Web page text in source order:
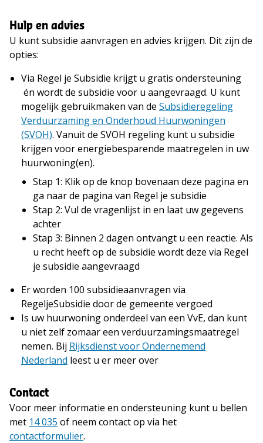
Hulp en advies
U kunt subsidie aanvragen en advies krijgen. Dit zijn de
opties:
Via Regel je Subsidie krijgt u gratis ondersteuning
én wordt de subsidie voor u aangevraagd. U kunt
mogelijk gebruikmaken van de Subsidieregeling
Verduurzaming en Onderhoud Huurwoningen
(SVOH). Vanuit de SVOH regeling kunt u subsidie
krijgen voor energiebesparende maatregelen in uw
huurwoning(en).
Stap 1: Klik op de knop bovenaan deze pagina en
ga naar de pagina van Regel je subsidie
Stap 2: Vul de vragenlijst in en laat uw gegevens
achter
Stap 3: Binnen 2 dagen ontvangt u een reactie. Als
u recht heeft op de subsidie wordt deze via Regel
je subsidie aangevraagd
Er worden 100 subsidieaanvragen via
RegeljeSubsidie door de gemeente vergoed
Is uw huurwoning onderdeel van een VvE, dan kunt
u niet zelf zomaar een verduurzamingsmaatregel
nemen. Bij Rijksdienst voor Ondernemend
Nederland leest u er meer over
Contact
Voor meer informatie en ondersteuning kunt u bellen
met 14 035 of neem contact op via het
contactformulier.